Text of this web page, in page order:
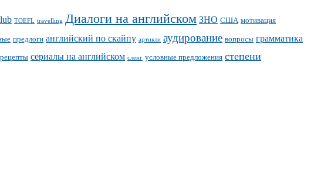
TOEFL travelling Диалоги на английском ЗНО США мотивация
предлоги английский по скайпу артикли аудирование вопросы грамматика
рецепты сериалы на английском сленг условные предложения степени